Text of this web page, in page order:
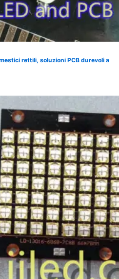
rettili, soluzioni PCB durevoli a